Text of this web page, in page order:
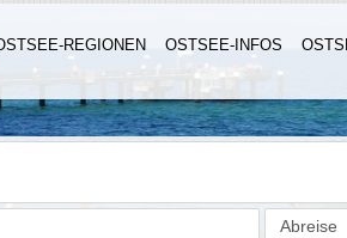
REGIONEN OSTSEE-INFOS
Abreise